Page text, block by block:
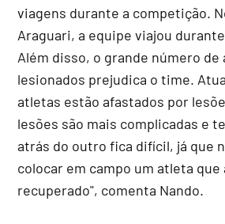
viagens durante a competição.
Araguari, a equipe viajou
Além disso, o grande número de
lesionados prejudica o time.
atletas estão afastados por
lesões são mais complicadas e
atrás do outro fica difícil, já que
colocar em campo um atleta que
recuperado", comenta Nando.